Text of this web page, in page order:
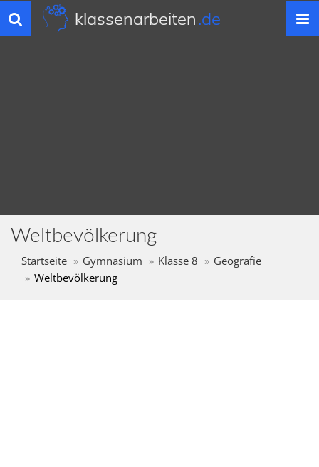
Toggle
navigation
klassenarbeiten.de
Weltbevölkerung
Startseite Gymnasium Klasse 8
Geografie
Weltbevölkerung